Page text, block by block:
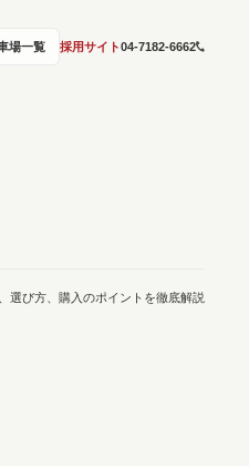
場一覧 採用サイト04-7182-6662
選び方、購入のポイントを徹底解説